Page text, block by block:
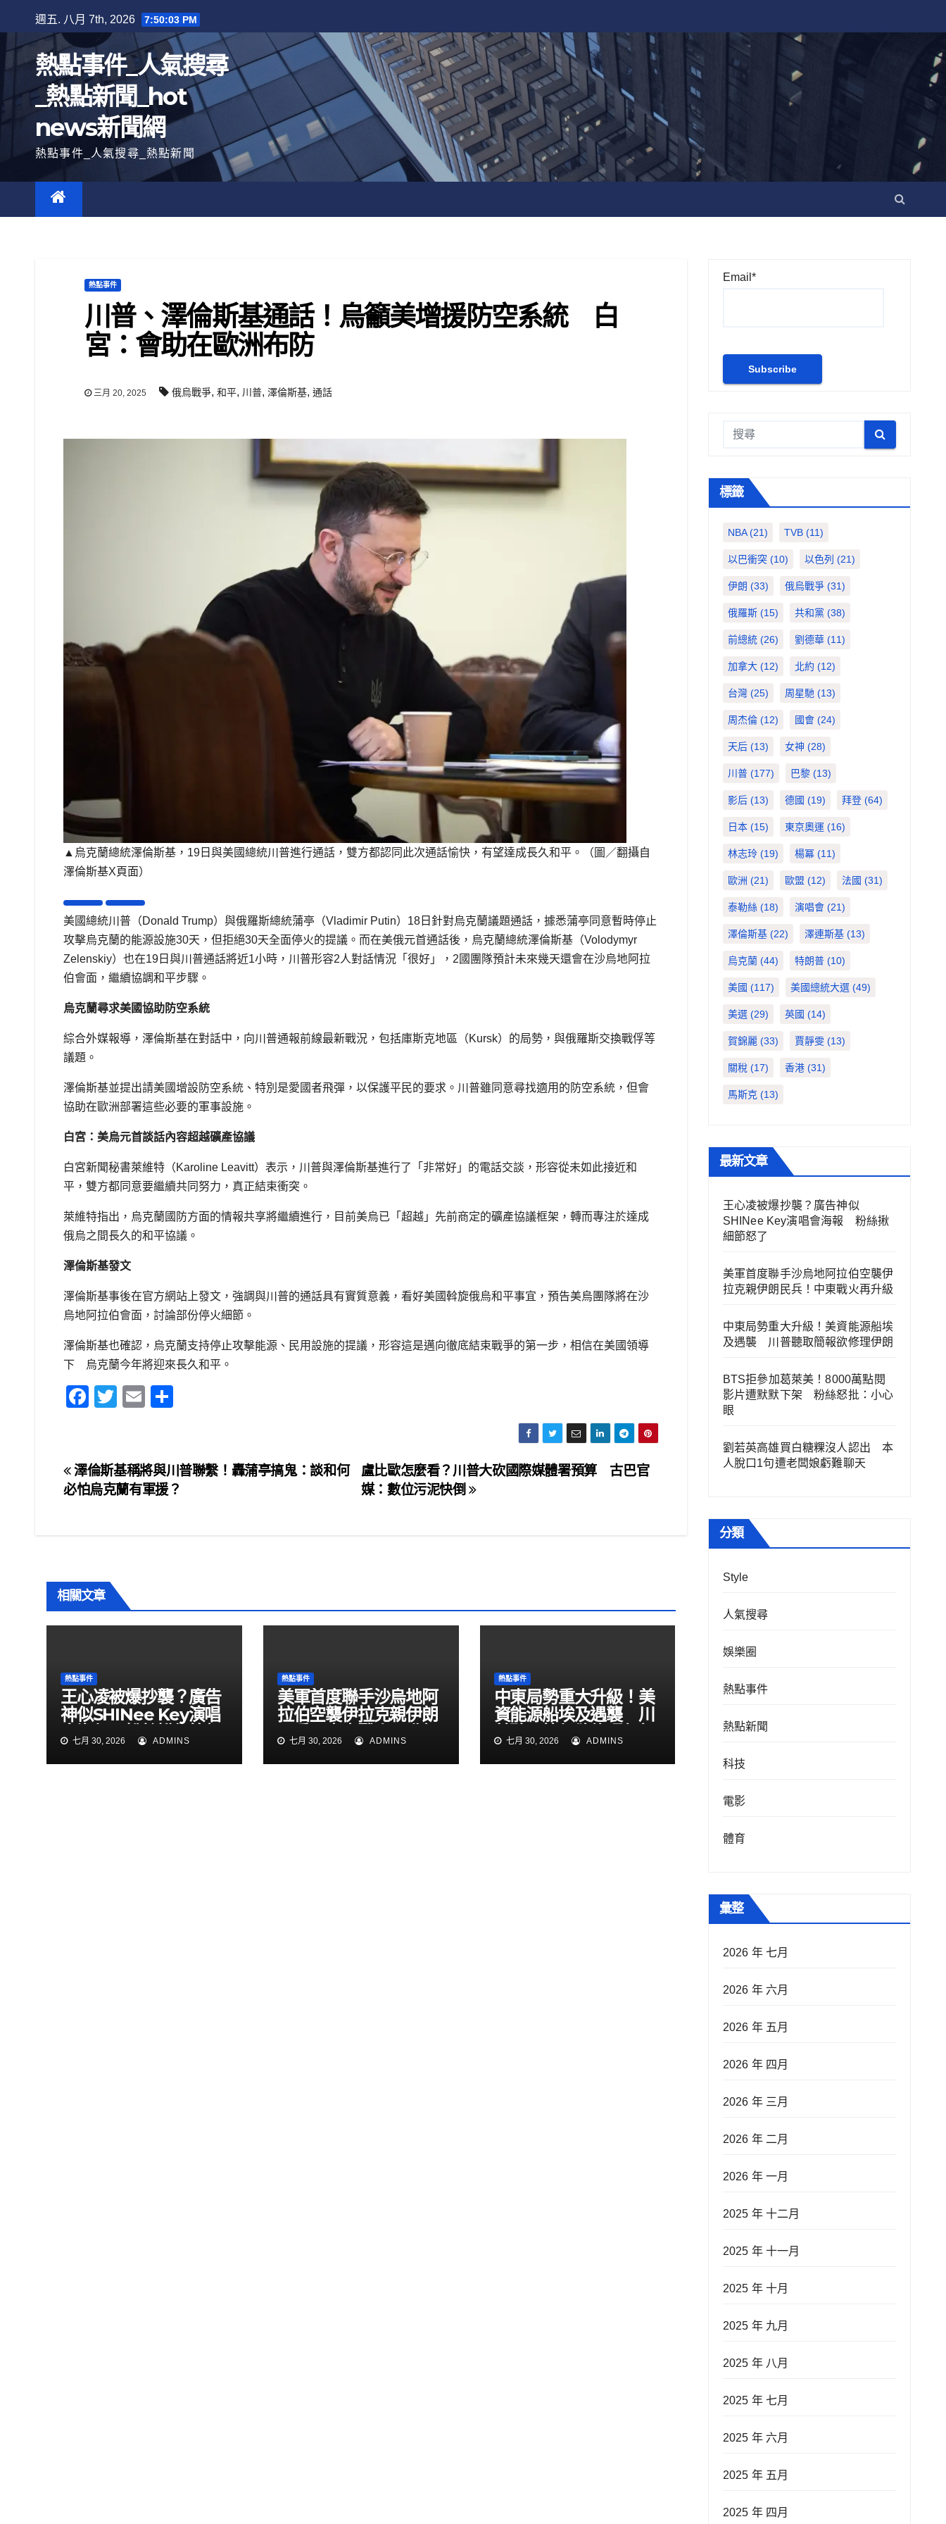
至
內
週五. 八月 7th, 2026 7:50:04 PM
熱點事件_人氣搜尋
_熱點新聞_hot
news新聞網
熱點事件_人氣搜尋_熱點新聞
熱點事件
川普、澤倫斯基通話！烏籲美增援防空系統 白
宮：會助在歐洲布防
三月 20, 2025 俄烏戰爭, 和平, 川普, 澤倫斯基, 通話
▲烏克蘭總統澤倫斯基，19日與美國總統川普進行通話，雙方都認同此次通話愉快，有望達成長久和平。（圖／翻攝自
澤倫斯基X頁面）
美國總統川普（Donald Trump）與俄羅斯總統蒲亭（Vladimir Putin）18日針對烏克蘭議題通話，據悉蒲亭同意暫時停止
攻擊烏克蘭的能源設施30天，但拒絕30天全面停火的提議。而在美俄元首通話後，烏克蘭總統澤倫斯基（Volodymyr
Zelenskiy）也在19日與川普通話將近1小時，川普形容2人對話情況「很好」，2國團隊預計未來幾天還會在沙烏地阿拉
伯會面，繼續協調和平步驟。
烏克蘭尋求美國協助防空系統
綜合外媒報導，澤倫斯基在對話中，向川普通報前線最新戰況，包括庫斯克地區（Kursk）的局勢，與俄羅斯交換戰俘等
議題。
澤倫斯基並提出請美國增設防空系統、特別是愛國者飛彈，以保護平民的要求。川普雖同意尋找適用的防空系統，但會
協助在歐洲部署這些必要的軍事設施。
白宮：美烏元首談話內容超越礦產協議
白宮新聞秘書萊維特（Karoline Leavitt）表示，川普與澤倫斯基進行了「非常好」的電話交談，形容從未如此接近和
平，雙方都同意要繼續共同努力，真正結束衝突。
萊維特指出，烏克蘭國防方面的情報共享將繼續進行，目前美烏已「超越」先前商定的礦產協議框架，轉而專注於達成
俄烏之間長久的和平協議。
澤倫斯基發文
澤倫斯基事後在官方網站上發文，強調與川普的通話具有實質意義，看好美國斡旋俄烏和平事宜，預告美烏團隊將在沙
烏地阿拉伯會面，討論部份停火細節。
澤倫斯基也確認，烏克蘭支持停止攻擊能源、民用設施的提議，形容這是邁向徹底結束戰爭的第一步，相信在美國領導
下 烏克蘭今年將迎來長久和平。
F
e
b
T
er
E
e
文
章
盧比歐怎麼看？川普大砍國際媒體署預算 古巴官
媒：數位污泥快倒
澤倫斯基稱將與川普聯繫！轟蒲亭搞鬼：談和何
必怕烏克蘭有軍援？
相關文章
熱點事件
王心凌被爆抄襲？廣告
神似SHINee Key演唱
會海報 粉絲揪細節怒
了七月 30, 2026 ADMINS
熱點事件
美軍首度聯手沙烏地阿
拉伯空襲伊拉克親伊朗
民兵！中東戰火再升級
七月 30, 2026 ADMINS
熱點事件
中東局勢重大升級！美
資能源船埃及遇襲 川
普聽取簡報欲修理伊朗
七月 30, 2026 ADMINS
Email*
標籤
NBA(21) TVB(11)
以巴衝突(10) 以色列 (21)
伊朗 (33) 俄烏戰爭(31)
俄羅斯(15) 共和黨(38)
前總統(26) 劉德華(11)
加拿大(12) 北約 (12)
台灣(25) 周星馳 (13)
周杰倫(12) 國會(24)
天后(13) 女神 (28)
川普(177) 巴黎(13)
影后(13) 德國 (19) 拜登(64)
日本(15) 東京奧運 (16)
林志玲(19) 楊冪(11)
歐洲 (21) 歐盟 (12) 法國 (31)
泰勒絲 (18) 演唱會(21)
澤倫斯基(22) 澤連斯基(13)
烏克蘭(44) 特朗普(10)
美國 (117) 美國總統大選(49)
美選(29) 英國 (14)
賀錦麗 (33) 賈靜雯(13)
關稅(17) 香港(31)
馬斯克 (13)
最新文章
王心凌被爆抄襲？廣告神似
SHINee Key演唱會海報 粉絲揪
細節怒了
美軍首度聯手沙烏地阿拉伯空襲伊
拉克親伊朗民兵！中東戰火再升級
中東局勢重大升級！美資能源船埃
及遇襲 川普聽取簡報欲修理伊朗
BTS拒參加葛萊美！8000萬點閱
影片遭默默下架 粉絲怒批：小心
眼
劉若英高雄買白糖粿沒人認出 本
人脫口1句遭老闆娘虧難聊天
分類
Style
人氣搜尋
娛樂圈
熱點事件
熱點新聞
科技
電影
體育
彙整
2026 年 七月
2026 年 六月
2026 年 五月
2026 年 四月
2026 年 三月
2026 年 二月
2026 年 一月
2025 年 十二月
2025 年 十一月
2025 年 十月
2025 年 九月
2025 年 八月
2025 年 七月
2025 年 六月
2025 年 五月
2025 年 四月